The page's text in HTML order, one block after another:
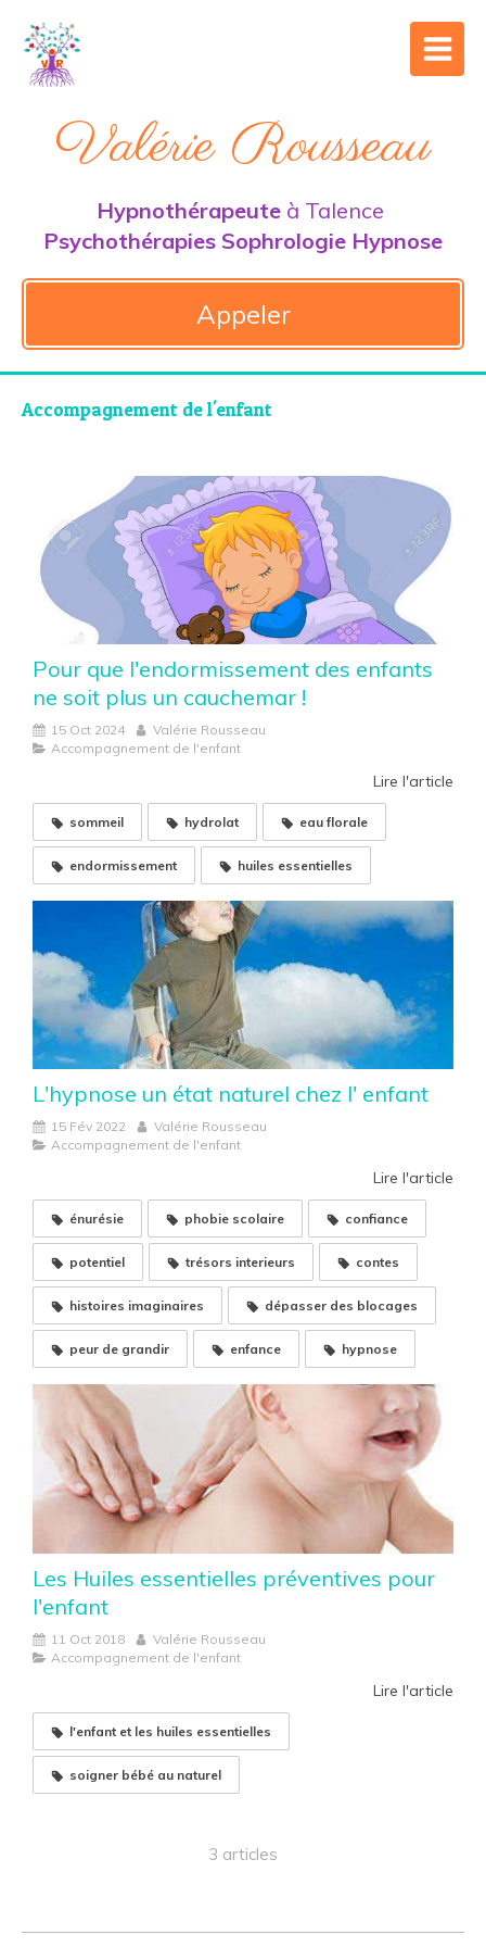
Valérie Rousseau
Hypnothérapeute à Talence
Psychothérapies Sophrologie Hypnose
Appeler
Accompagnement de l'enfant
Pour que l'endormissement des enfants
ne soit plus un cauchemar !
15 Oct 2024
Valérie Rousseau
Accompagnement de l'enfant
Lire l'article
sommeil hydrolat eau florale
endormissement huiles essentielles
L'hypnose un état naturel chez l' enfant
15 Fév 2022
Valérie Rousseau
Accompagnement de l'enfant
Lire l'article
énurésie phobie scolaire confiance
potentiel trésors interieurs contes
histoires imaginaires dépasser des blocages
peur de grandir enfance hypnose
Les Huiles essentielles préventives pour
l'enfant
11 Oct 2018
Valérie Rousseau
Accompagnement de l'enfant
Lire l'article
l'enfant et les huiles essentielles
soigner bébé au naturel
3 articles